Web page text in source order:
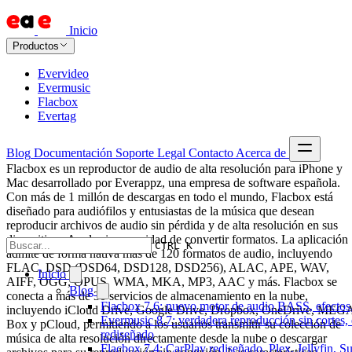
Inicio
Productos
Evervideo
Evermusic
Flacbox
Evertag
Blog Documentación Soporte Legal Contacto Acerca de
CTRL K
Inicio
Blog
Flacbox 7.6: nuevo motor de audio BASS,
Evermusic 8.7: verdadera reproducción sin
rediseñado
Flacbox 7.4: CarPlay rediseñado, Plex, Jellyfin,
Flacbox es un reproductor de audio de alta resolución para iPhone y
Mac desarrollado por Everappz, una empresa de software española.
Con más de 1 millón de descargas en todo el mundo, Flacbox está
diseñado para audiófilos y entusiastas de la música que desean
reproducir archivos de audio sin pérdida y de alta resolución en sus
dispositivos Apple sin necesidad de convertir formatos. La aplicación
admite de forma nativa más de 120 formatos de audio, incluyendo
FLAC, DSD (DSD64, DSD128, DSD256), ALAC, APE, WAV,
AIFF, OGG, OPUS, WMA, MKA, MP3, AAC y más. Flacbox se
conecta a más de 30 servicios de almacenamiento en la nube,
incluyendo iCloud Drive, Google Drive, Dropbox, OneDrive,
Box y pCloud, permitiendo a los usuarios transmitir su colección de
música de alta resolución directamente desde la nube o descargar